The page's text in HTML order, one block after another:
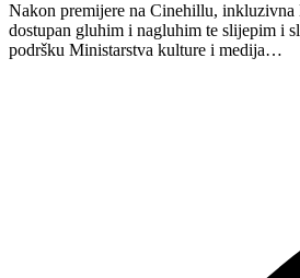
inkluzivnu
turneju
na
Nakon premijere na Cinehillu,
dostupan gluhim i nagluhim te slijepim i
podršku Ministarstva kulture i medija…